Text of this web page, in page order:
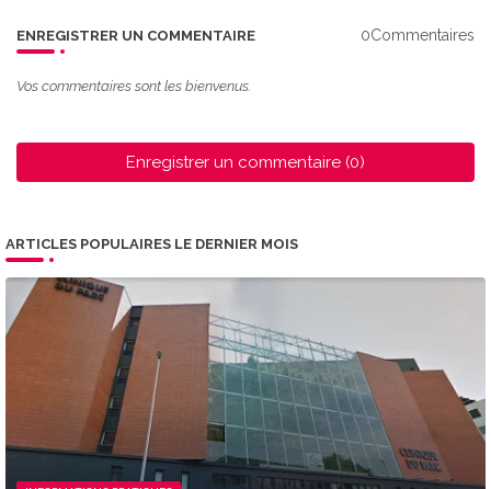
ENREGISTRER UN COMMENTAIRE 0Commentaires
Vos commentaires sont les bienvenus.
Enregistrer un commentaire (0)
ARTICLES POPULAIRES LE DERNIER MOIS